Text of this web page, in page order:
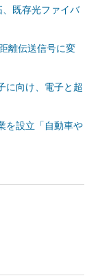
既存光ファイバ
離伝送信号に変
に向け、電子と超
を設立「自動車や